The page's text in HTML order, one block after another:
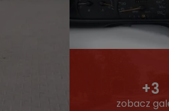
+3
zobacz